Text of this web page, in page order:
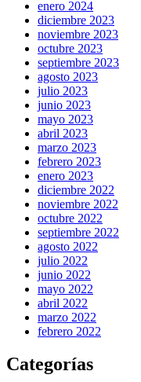
enero 2024
diciembre 2023
noviembre 2023
octubre 2023
septiembre 2023
agosto 2023
julio 2023
junio 2023
mayo 2023
abril 2023
marzo 2023
febrero 2023
enero 2023
diciembre 2022
noviembre 2022
octubre 2022
septiembre 2022
agosto 2022
julio 2022
junio 2022
mayo 2022
abril 2022
marzo 2022
febrero 2022
Categorías